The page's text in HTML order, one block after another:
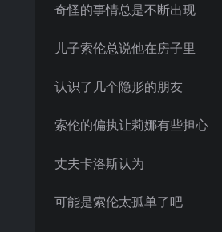
奇怪的事情总是不断出现
儿子索伦总说他在房子里
认识了几个隐形的朋友
索伦的偏执让莉娜有些担心
丈夫卡洛斯认为
可能是索伦太孤单了吧